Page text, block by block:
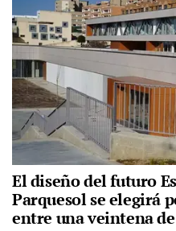
El diseño del futuro
Parquesol se elegirá
entre una veintena